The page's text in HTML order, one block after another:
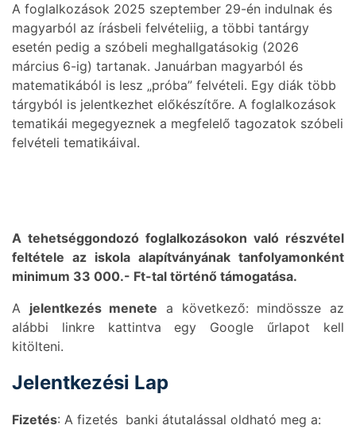
A foglalkozások 2025 szeptember 29-én indulnak és
magyarból az írásbeli felvételiig, a többi tantárgy
esetén pedig a szóbeli meghallgatásokig (2026
március 6-ig) tartanak. Januárban magyarból és
matematikából is lesz „próba” felvételi. Egy diák több
tárgyból is jelentkezhet előkészítőre. A foglalkozások
tematikái megegyeznek a megfelelő tagozatok szóbeli
felvételi tematikáival.
A tehetséggondozó foglalkozásokon való részvétel
feltétele az iskola alapítványának tanfolyamonként
minimum 33 000.- Ft-tal történő támogatása.
A jelentkezés menete a következő: mindössze az
alábbi linkre kattintva egy Google űrlapot kell
kitölteni.
Jelentkezési Lap
Fizetés: A fizetés banki átutalással oldható meg a: